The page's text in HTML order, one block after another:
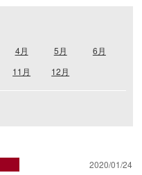
4月 5月
6月
11月 12月
2020/01/24